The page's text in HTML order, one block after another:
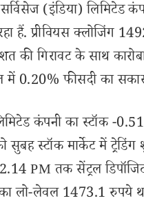
सर्विसेज (इंडिया)
हैं. प्रीवियस क्लोजिंग
की गिरावट के साथ
0.20% फीसदी का
कंपनी का स्टॉक -
स्टॉक मार्केट में ट्रेडिंग
PM तक सेंट्रल
लो-लेवल 1473.1 रुपये